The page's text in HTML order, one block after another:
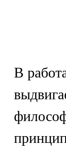
В